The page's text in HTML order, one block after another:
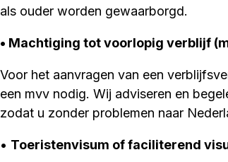
als ouder worden gewaarborgd.
• Machtiging tot voorlopig verblijf
Voor het aanvragen van een
een mvv nodig. Wij adviseren en
zodat u zonder problemen naar
• Toeristenvisum of faciliterend